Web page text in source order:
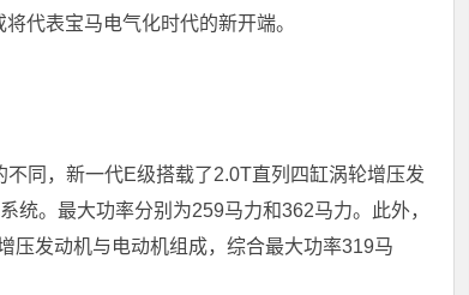
代表宝马电气化时代的新开端。
同，新一代E级搭载了2.0T直列四缸涡轮增压发
统。最大功率分别为259马力和362马力。此外，
压发动机与电动机组成，综合最大功率319马